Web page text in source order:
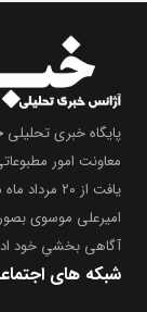
پایگاه خبری تحلیلی
معاونت امور
امیرعلی موسوی
آگاهی بخشیِ خود
شبکه های